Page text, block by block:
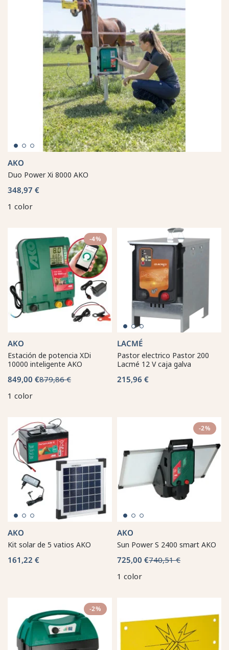
AKO
Duo Power Xi 8000 AKO
348,97 €
1 color
-4%
AKO
Estación de potencia XDi
10000 inteligente AKO
849,00 €879,86 €
1 color
LACMÉ
Pastor electrico Pastor 200
Lacmé 12 V caja galva
215,96 €
AKO
Kit solar de 5 vatios AKO
161,22 €
-2%
AKO
Sun Power S 2400 smart AKO
725,00 €740,51 €
1 color
-2%